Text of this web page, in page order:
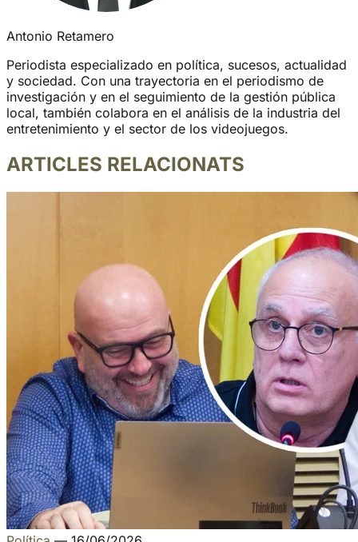
Antonio Retamero
Periodista especializado en política, sucesos, actualidad
y sociedad. Con una trayectoria en el periodismo de
investigación y en el seguimiento de la gestión pública
local, también colabora en el análisis de la industria del
entretenimiento y el sector de los videojuegos.
ARTICLES RELACIONATS